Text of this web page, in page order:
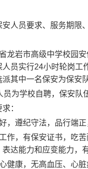
人员要求、 服务期限、
龙岩市高级中学校园
人员实行24小时轮岗工
其中一名保安为保安
员为学校自聘，保安队
：
，遵纪守法，品行端
作，有保安证书，吃
达能力和应变能力，
健康，无高血压、心